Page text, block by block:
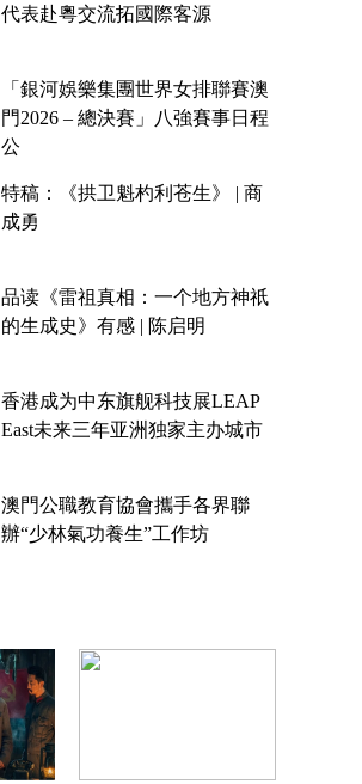
代表赴粵交流拓國際客源
「銀河娛樂集團世界女排聯賽澳
門2026 – 總決賽」八強賽事日程
公
特稿：《拱卫魁杓利苍生》 | 商
成勇
品读《雷祖真相：一个地方神祇
的生成史》有感 | 陈启明
香港成为中东旗舰科技展LEAP
East未来三年亚洲独家主办城市
澳門公職教育協會攜手各界聯
辦“少林氣功養生”工作坊